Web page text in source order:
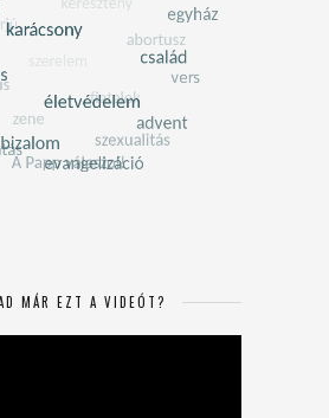
MÁR EZT A VIDEÓT?